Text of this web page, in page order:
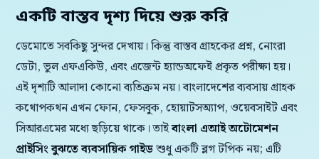
একটি বাস্তব দৃশ্য দিয়ে শুরু করি
ডেমোতে সবকিছু সুন্দর দেখায়। কিন্তু বাস্তব গ্রাহকের প্রশ্ন, নোংরা
ডেটা, ভুল এফএকিউ, এবং এজেন্ট হ্যান্ডঅফেই প্রকৃত পরীক্ষা হয়।
এই দৃশ্যটি আলাদা কোনো ব্যতিক্রম নয়। বাংলাদেশের ব্যবসায় গ্রাহক
কথোপকথন এখন ফোন, ফেসবুক, হোয়াটসঅ্যাপ, ওয়েবসাইট এবং
সিআরএমের মধ্যে ছড়িয়ে থাকে। তাইবাংলা এআই অটোমেশন
প্রাইসিং বুঝতে ব্যবসায়িক গাইডশুধু একটি ব্লগ টপিক নয়; এটি